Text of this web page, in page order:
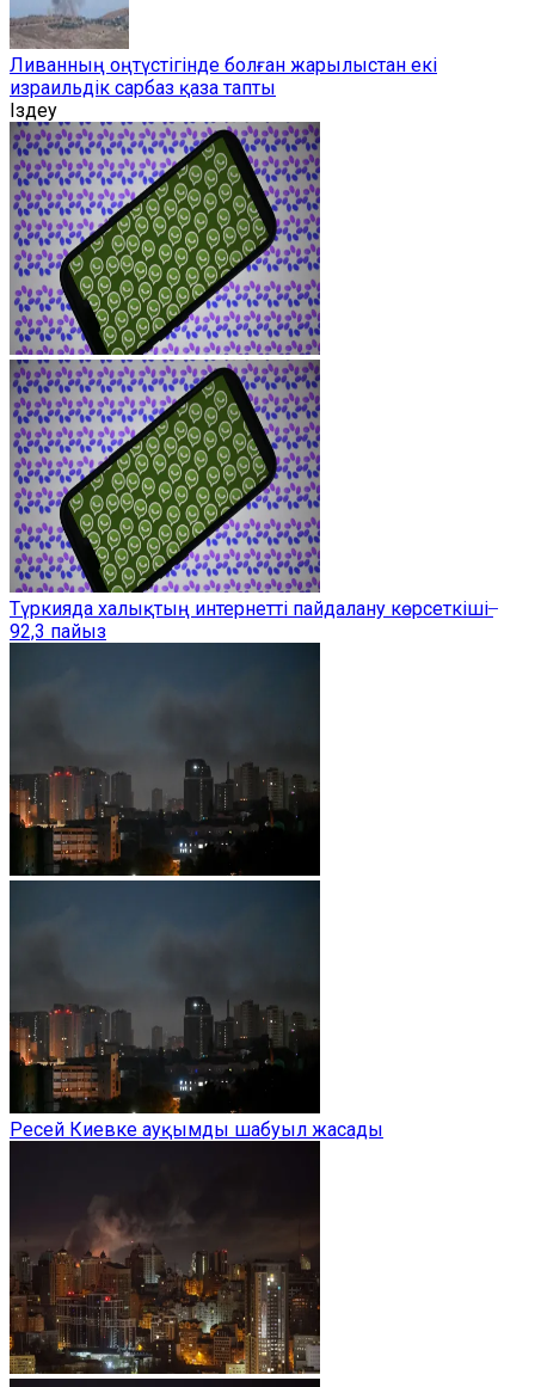
Ливанның оңтүстігінде болған жарылыстан екі
израильдік сарбаз қаза тапты
Іздеу
Түркияда халықтың интернетті пайдалану көрсеткіші ̶
92,3 пайыз
Ресей Киевке ауқымды шабуыл жасады